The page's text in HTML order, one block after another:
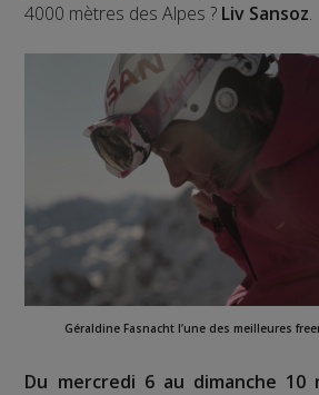
4000 mètres des Alpes ? Liv Sansoz.
Géraldine Fasnacht l’une des meilleures
Du mercredi 6 au dimanche 10